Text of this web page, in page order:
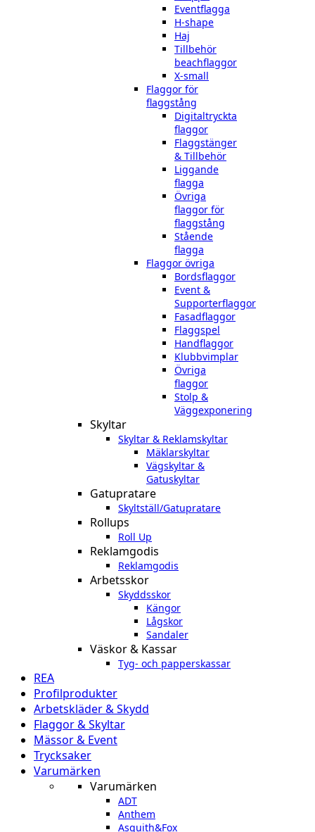
Eventflagga
H-shape
Haj
Tillbehör
beachflaggor
X-small
Flaggor för
flaggstång
Digitaltryckta
flaggor
Flaggstänger
& Tillbehör
Liggande
flagga
Övriga
flaggor för
flaggstång
Stående
flagga
Flaggor övriga
Bordsflaggor
Event &
Supporterflaggor
Fasadflaggor
Flaggspel
Handflaggor
Klubbvimplar
Övriga
flaggor
Stolp &
Väggexponering
Skyltar
Skyltar & Reklamskyltar
Mäklarskyltar
Vägskyltar &
Gatuskyltar
Gatupratare
Skyltställ/Gatupratare
Rollups
Roll Up
Reklamgodis
Reklamgodis
Arbetsskor
Skyddsskor
Kängor
Lågskor
Sandaler
Väskor & Kassar
Tyg- och papperskassar
REA
Profilprodukter
Arbetskläder & Skydd
Flaggor & Skyltar
Mässor & Event
Trycksaker
Varumärken
Varumärken
ADT
Anthem
Asquith&Fox